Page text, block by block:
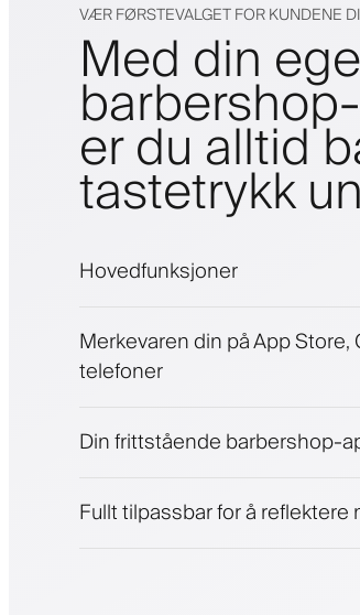
VÆR FØRSTEVALGET FOR KUNDENE
Med din
er du alltid
tastetrykk
Hovedfunksjoner
Betalinger,
Selg skjønnhetsprodukter
Merkevaren din på App
telefoner
Din frittstående barbershop-
Fullt tilpassbar for å